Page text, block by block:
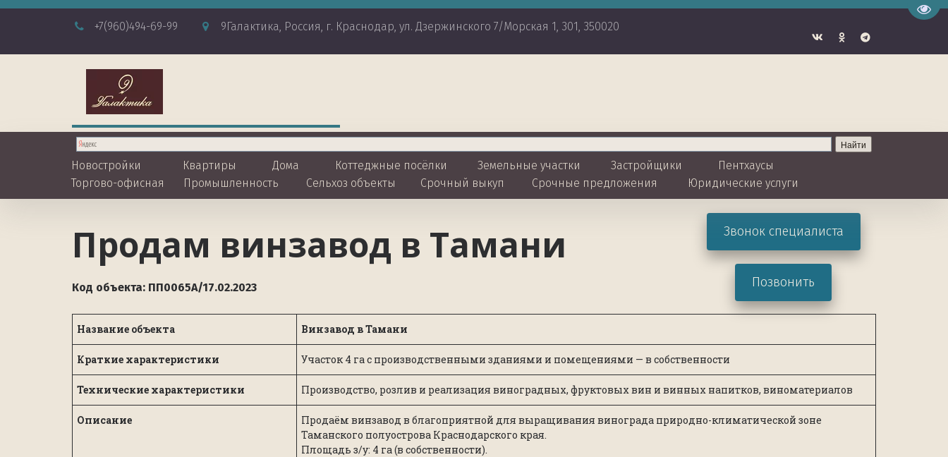
+7(960)494-69-99 9Галактика, Россия, г. Краснодар, ул. Дзержинского 7/Морская 1, 301, 350020
Новостройки Квартиры Дома Коттеджные посёлки Земельные участки Застройщики
Пентхаусы
Торгово-офисная
Промышленность Сельхоз объекты Срочный выкуп Срочные предложения Юридические услуги
Продам винзавод в Тамани
Код объекта: ПП0065А/17.02.2023
Звонок специалиста
Позвонить
Название объекта Винзавод в Тамани
Краткие характеристики Участок 4 га с производственными зданиями и помещениями — в собственности
Технические характеристики Производство, розлив и реализация виноградных, фруктовых вин и винных напитков, виноматериалов
Описание
Продаём винзавод в благоприятной для выращивания винограда природно-климатической зоне
Таманского полуострова Краснодарского края.
Площадь з/у: 4 га (в собственности).